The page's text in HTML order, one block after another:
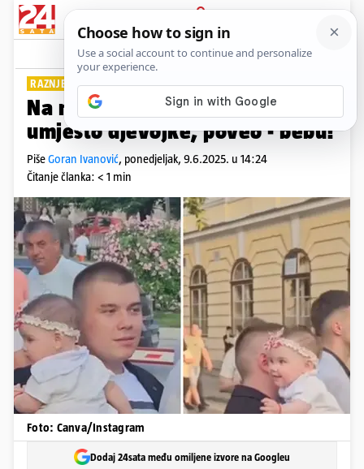
PRIJAVA
Lifestyle Komentari
RAZNJEŽILI MNOGE PRISUTNE
Na maturalnu večeru u Užicama
umjesto djevojke, poveo - bebu!
PišeGoran Ivanović, ponedjeljak, 9.6.2025. u 14:24
Čitanje članka: < 1 min
Foto: Canva/Instagram
Dodaj 24sata među omiljene izvore na Googleu